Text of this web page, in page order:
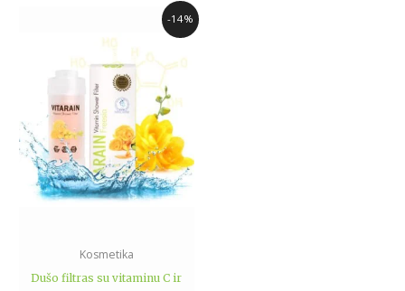
-14%
Kosmetika
Dušo filtras su vitaminu C ir
was:
34.99€.
Current
price
29.99€.